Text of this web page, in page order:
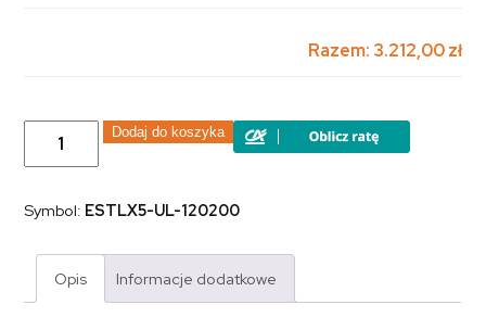
Razem: 3.212,00 zł
ilość
Materac
kieszeniowy
ESTRELLA
X5
Dodaj do koszyka
Symbol: ESTLX5-UL-120200
Opis Informacje dodatkowe